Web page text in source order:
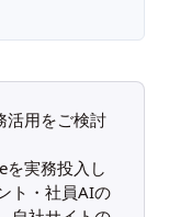
活用をご検討
を実務投入し
ト・社員AIの